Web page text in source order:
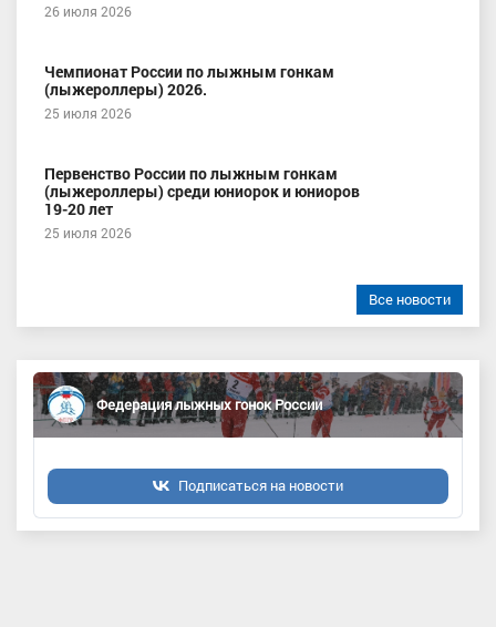
26 июля 2026
Чемпионат России по лыжным гонкам
(лыжероллеры) 2026.
25 июля 2026
Первенство России по лыжным гонкам
(лыжероллеры) среди юниорок и юниоров
19-20 лет
25 июля 2026
Все новости
Федерация лыжных гонок России
Подписаться на новости